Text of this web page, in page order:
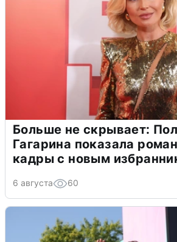
Больше не скрывает:
Гагарина показала
кадры с новым
6 августа 60